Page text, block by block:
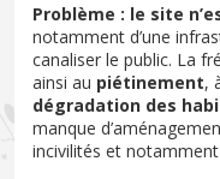
Problème : le site
notamment d’une
canaliser le public. La
ainsi au piétinement,
dégradation des
manque
incivilités et